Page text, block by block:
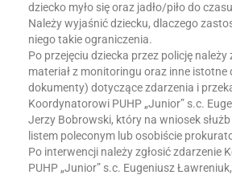
dziecko myło się oraz jadło/piło do
Należy wyjaśnić dziecku, dlaczego
niego takie ograniczenia.
Po przejęciu dziecka przez policję należy
materiał z monitoringu oraz inne istotne
dokumenty) dotyczące zdarzenia i
Koordynatorowi PUHP „Junior” s.c.
Jerzy Bobrowski, który na wniosek
listem poleconym lub osobiście
Po interwencji należy zgłosić zdarzenie
PUHP „Junior” s.c. Eugeniusz